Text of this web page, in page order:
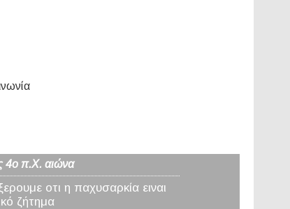
4ο π.Χ. αιώνα
οτι η παχυσαρκία ειναι
ζήτημα